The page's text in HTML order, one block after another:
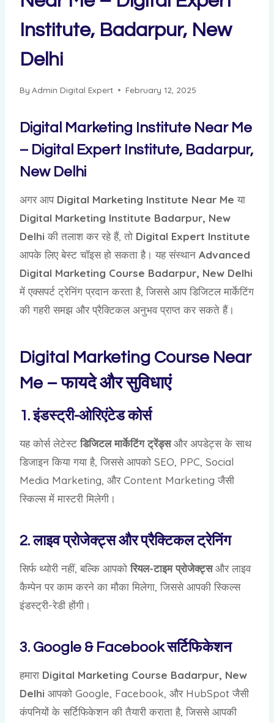
Institute, Badarpur, New
Delhi
By Admin Digital Expert February 12, 2025
Digital Marketing Institute Near Me
– Digital Expert Institute, Badarpur,
New Delhi
अगर आप Digital Marketing Institute Near Me या
Digital Marketing Institute Badarpur, New
Delhi की तलाश कर रहे हैं, तो Digital Expert Institute
आपके लिए बेस्ट चॉइस हो सकता है। यह संस्थान Advanced
Digital Marketing Course Badarpur, New Delhi
में एक्सपर्ट ट्रेनिंग प्रदान करता है, जिससे आप डिजिटल मार्केटिंग
की गहरी समझ और प्रैक्टिकल अनुभव प्राप्त कर सकते हैं।
Digital Marketing Course Near
Me – फायदे और सुविधाएं
1. इंडस्ट्री-ओरिएंटेड कोर्स
यह कोर्स लेटेस्टडिजिटल मार्केटिंग ट्रेंड्सऔर अपडेट्स के साथ
डिजाइन किया गया है, जिससे आपको SEO, PPC, Social
Media Marketing, और Content Marketing जैसी
स्किल्स में मास्टरी मिलेगी।
2. लाइव प्रोजेक्ट्स और प्रैक्टिकल ट्रेनिंग
सिर्फ थ्योरी नहीं, बल्कि आपकोरियल-टाइम प्रोजेक्ट्सऔर लाइव
कैम्पेन पर काम करने का मौका मिलेगा, जिससे आपकी स्किल्स
इंडस्ट्री-रेडी होंगी।
3. Google & Facebook सर्टिफिकेशन
हमारा Digital Marketing Course Badarpur, New
Delhi आपको Google, Facebook, और HubSpot जैसी
कंपनियों के सर्टिफिकेशन की तैयारी कराता है, जिससे आपकी